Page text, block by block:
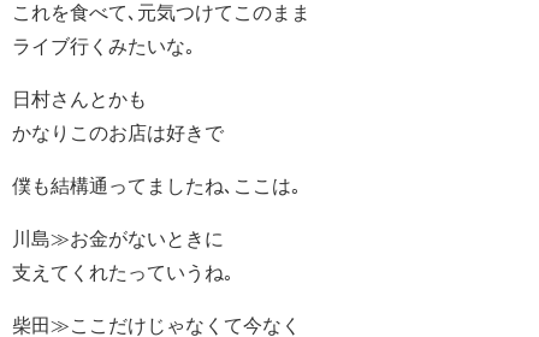
これを食べて､元気つけてこのまま
ライブ行くみたいな｡
日村さんとかも
かなりこのお店は好きで
僕も結構通ってましたね､ここは｡
川島≫お金がないときに
支えてくれたっていうね｡
柴田≫ここだけじゃなくて今なく